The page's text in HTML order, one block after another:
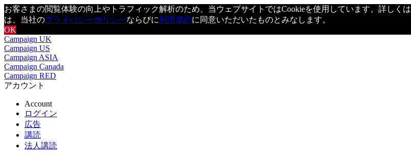
お客さまの閲覧体験の向上やトラフィック解析のため、当ウェブサイトではCookieを使用しています。詳しくは
は、当社のプライバシーポリシーならびに利用規約に同意いただいたものとみなします。
OK
Campaign UK
Campaign US
Campaign ASIA
Campaign Canada
Campaign RED
アカウント
Account
ログイン
広告
講読
法人講読